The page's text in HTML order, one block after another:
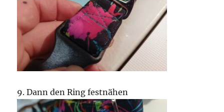
9. Dann den Ring festnähen